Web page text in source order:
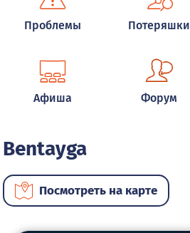
Проблемы Потеряшки
Афиша Форум
Bentayga
Посмотреть на карте